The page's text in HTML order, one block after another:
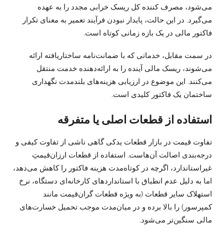
می‌شود، مصرف کننده کل ریسک خرابی مجدد را به عهده
می‌گیرد. در این حالت، پایدار نبودن فرآیند تعمیر به معنای تکرار
فاکتور مالی در یک بازه زمانی کوتاه است.
در سمت مقابل، خدماتی که با ضمانت‌نامه ساختاریافته ارائه
می‌شوند، ریسک مالی آینده را به ارائه‌دهنده خدمت منتقل
می‌کنند. این موضوع در ارزیابی هزینه‌های بلندمدت نگهداری
ساختمان یک فاکتور کلیدی است.
استفاده از قطعات اصلی یا متفرقه
تفاوت قیمت در بازار قطعات یدکی گاهی ناشی از تفاوت کیفی و
درجه‌بندی اصالت آن‌هاست. استفاده از قطعات ارزان‌قیمتِ
غیراستاندارد، اگرچه در کوتاه‌مدت هزینه فاکتور را کاهش می‌دهد،
اما به دلیل عدم انطباق با استانداردهای کارخانه‌ای دستگاه، نرخ
استهلاک سایر قطعات (به ویژه قطعات گران‌قیمت مانند
کمپرسور) را بالا برده و در میان‌مدت موجب تحمیل خسارت‌های
مالی سنگین‌تر می‌شود.